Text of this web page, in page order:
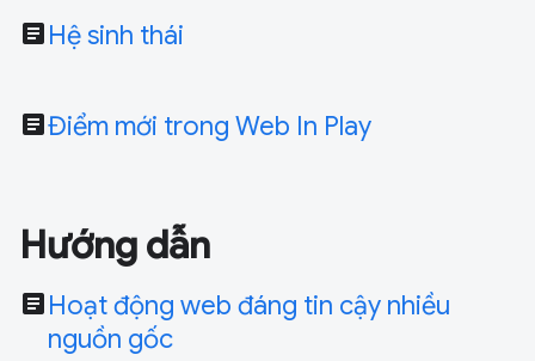
article Hệ sinh thái
articleĐiểm mới trong Web In Play
Hướng dẫn
article Hoạt động web đáng tin cậy nhiều
nguồn gốc